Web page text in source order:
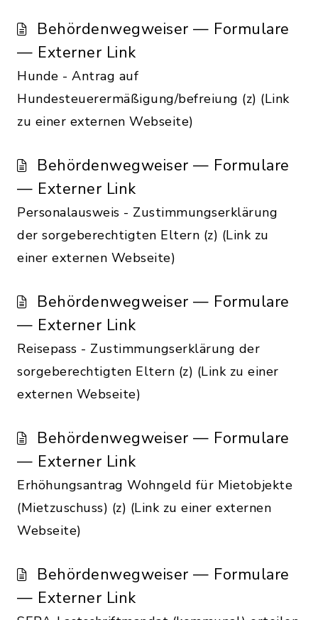
Behördenwegweiser — Formulare
— Externer Link
Hunde - Antrag auf
Hundesteuerermäßigung/befreiung (z) (Link
zu einer externen Webseite)
Behördenwegweiser — Formulare
— Externer Link
Personalausweis - Zustimmungserklärung
der sorgeberechtigten Eltern (z) (Link zu
einer externen Webseite)
Behördenwegweiser — Formulare
— Externer Link
Reisepass - Zustimmungserklärung der
sorgeberechtigten Eltern (z) (Link zu einer
externen Webseite)
Behördenwegweiser — Formulare
— Externer Link
Erhöhungsantrag Wohngeld für Mietobjekte
(Mietzuschuss) (z) (Link zu einer externen
Webseite)
Behördenwegweiser — Formulare
— Externer Link